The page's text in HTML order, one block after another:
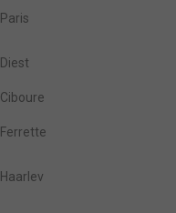
Paris
Diest
Ciboure
Ferrette
Haarlev